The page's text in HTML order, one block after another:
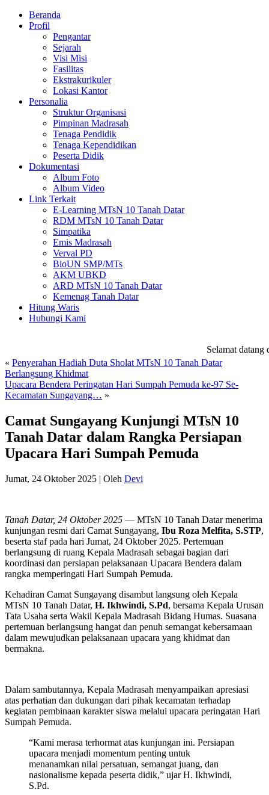
Beranda
Profil
Pengantar
Sejarah
Visi Misi
Fasilitas
Ekstrakurikuler
Lokasi Kantor
Personalia
Struktur Organisasi
Pimpinan Madrasah
Tenaga Pendidik
Tenaga Kependidikan
Peserta Didik
Dokumentasi
Album Foto
Album Video
Link Terkait
E-Learning MTsN 10 Tanah Datar
RDM MTsN 10 Tanah Datar
Simpatika
Emis Madrasah
Verval PD
BioUN SMP/MTs
AKM UBKD
ARD MTsN 10 Tanah Datar
Kemenag Tanah Datar
Hitung Waris
Hubungi Kami
Selamat datang di
« Penyerahan Hadiah Duta Sholat MTsN 10 Tanah Datar
Berlangsung Khidmat
Upacara Bendera Peringatan Hari Sumpah Pemuda ke-97 Se-
Kecamatan Sungayang… »
Camat Sungayang Kunjungi MTsN 10
Tanah Datar dalam Rangka Persiapan
Upacara Hari Sumpah Pemuda
Jumat, 24 Oktober 2025 | Oleh Devi
Tanah Datar, 24 Oktober 2025 — MTsN 10 Tanah Datar menerima
kunjungan resmi dari Camat Sungayang, Ibu Roza Melfita, S.STP,
beserta staf pada hari Jumat, 24 Oktober 2025. Pertemuan
berlangsung di ruang Kepala Madrasah sebagai bagian dari
koordinasi dan persiapan pelaksanaan Upacara Bendera dalam
rangka memperingati Hari Sumpah Pemuda.
Kehadiran Camat Sungayang disambut langsung oleh Kepala
MTsN 10 Tanah Datar, H. Ikhwindi, S.Pd, bersama Kepala Urusan
Tata Usaha serta Wakil Kepala Madrasah Bidang Humas. Suasana
pertemuan berlangsung hangat dan penuh semangat kebersamaan
dalam mewujudkan pelaksanaan upacara yang khidmat dan
bermakna.
Dalam sambutannya, Kepala Madrasah menyampaikan apresiasi
atas perhatian dan dukungan dari pihak kecamatan terhadap
kegiatan pembinaan karakter siswa melalui upacara peringatan Hari
Sumpah Pemuda.
“Kami merasa terhormat atas kunjungan ini. Persiapan
upacara menjadi momentum penting untuk
menanamkan nilai persatuan, semangat juang, dan
nasionalisme kepada peserta didik,” ujar H. Ikhwindi,
S.Pd.